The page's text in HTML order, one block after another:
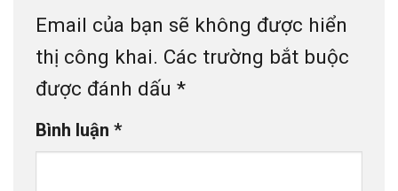
Email của bạn sẽ không được hiển
thị công khai. Các trường bắt buộc
được đánh dấu *
Bình luận *